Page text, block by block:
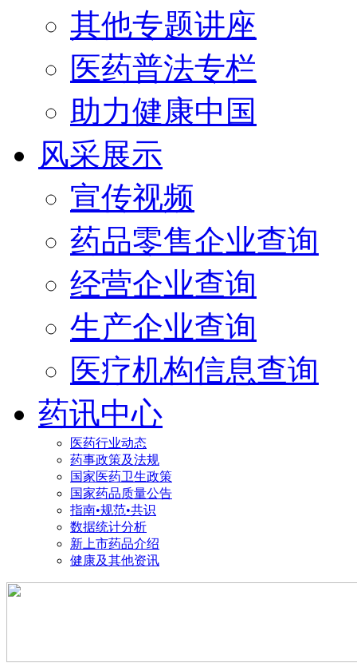
其他专题讲座
医药普法专栏
助力健康中国
风采展示
宣传视频
药品零售企业查询
经营企业查询
生产企业查询
医疗机构信息查询
药讯中心
医药行业动态
药事政策及法规
国家医药卫生政策
国家药品质量公告
指南•规范•共识
数据统计分析
新上市药品介绍
健康及其他资讯